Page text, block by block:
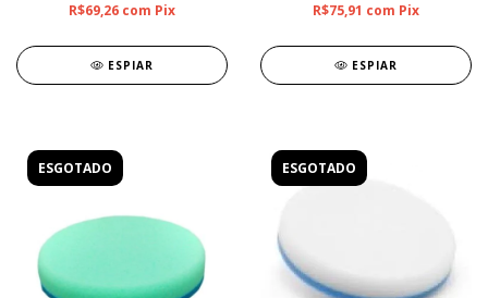
R$69,26 com Pix
ESPIAR
R$75,91 com Pix
ESPIAR
ESGOTADO ESGOTADO